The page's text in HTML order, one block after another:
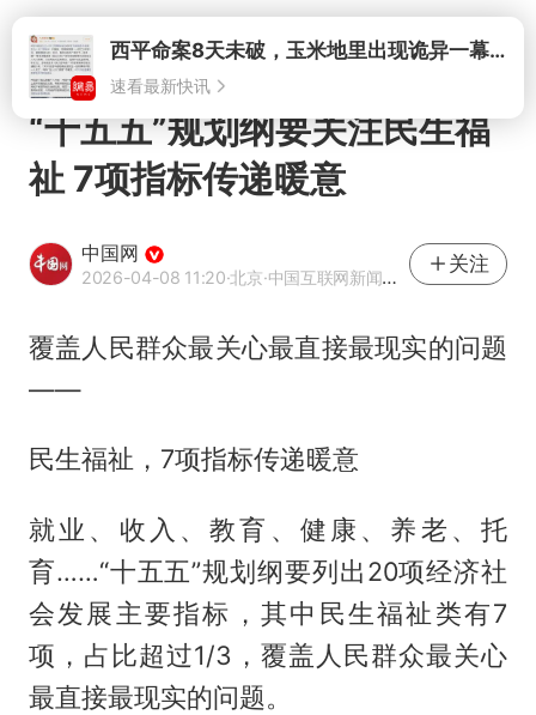
打开西平命案8天未破，玉米地里出现诡异一幕，我突然想起了欧金中
速看最新快讯
“十五五”规划纲要关注民生福
祉 7项指标传递暖意
中国网
2026-04-08 11:20·北京·中国互联网新闻中心（中国网）官方网易号
关注
覆盖人民群众最关心最直接最现实的问题
——
民生福祉，7项指标传递暖意
就业、收入、教育、健康、养老、托
育……“十五五”规划纲要列出20项经济社
会发展主要指标，其中民生福祉类有7
项，占比超过1/3，覆盖人民群众最关心
最直接最现实的问题。